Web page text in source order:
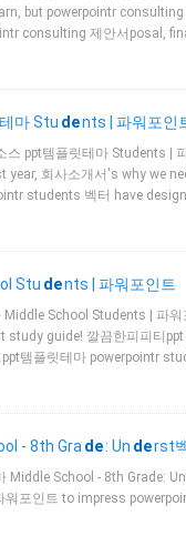
but powerpointr
consulting 제안서posal,
마 Stu dents | 파워포인
스 ppt템플릿테마 Students |
year, 회사소개서's why we
students 벡터 have
Stu dents | 파워포인트
Middle School Students | 파
study guide! 깔끔한피피티
템플릿테마 powerpointr
- 8th Gra de: Un derst
Middle School - 8th Grade:
워포인트 to impress